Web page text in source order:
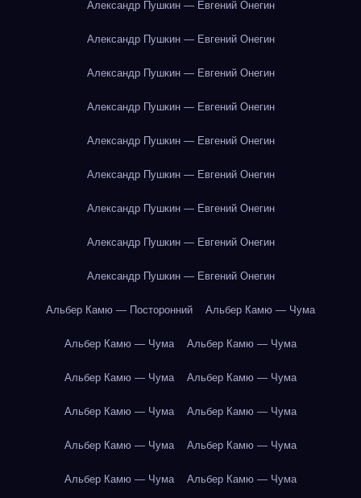
Александр Пушкин — Евгений Онегин
Александр Пушкин — Евгений Онегин
Александр Пушкин — Евгений Онегин
Александр Пушкин — Евгений Онегин
Александр Пушкин — Евгений Онегин
Александр Пушкин — Евгений Онегин
Александр Пушкин — Евгений Онегин
Александр Пушкин — Евгений Онегин
Александр Пушкин — Евгений Онегин
Альбер Камю — Посторонний Альбер Камю — Чума
Альбер Камю — Чума Альбер Камю — Чума
Альбер Камю — Чума Альбер Камю — Чума
Альбер Камю — Чума Альбер Камю — Чума
Альбер Камю — Чума Альбер Камю — Чума
Альбер Камю — Чума Альбер Камю — Чума